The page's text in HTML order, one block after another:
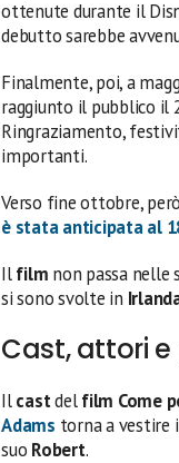
ottenute durante il
debutto sarebbe
Finalmente, poi, a
raggiunto il pubblico il
Ringraziamento,
importanti.
Verso fine ottobre,
è stata anticipata al
Ilfilm non passa nelle
si sono svolte in
Cast, attori
Ilcastdelfilm Come
Adams torna a vestire
suo Robert.